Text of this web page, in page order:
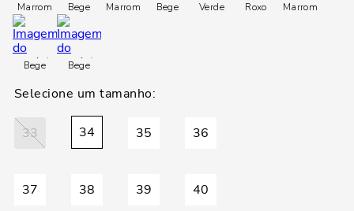
Marrom Bege Marrom Bege Verde Roxo Marrom
Bege Bege
33 34 35 36
37 38 39 40